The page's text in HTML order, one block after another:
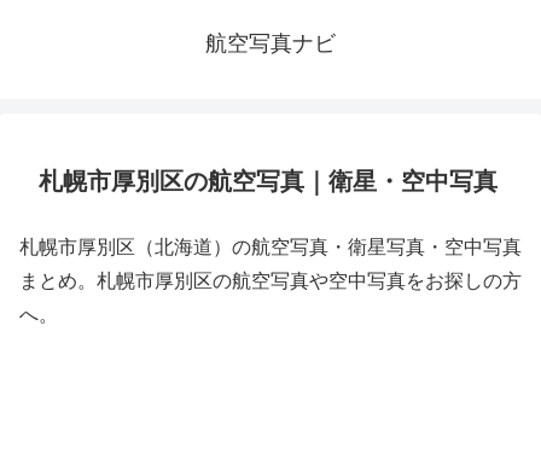
航空写真ナビ
札幌市厚別区の航空写真｜衛星・空中写真
札幌市厚別区（北海道）の航空写真・衛星写真・空中写真
まとめ。札幌市厚別区の航空写真や空中写真をお探しの方
へ。